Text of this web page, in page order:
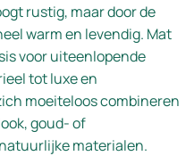
rustig, maar door de
warm en levendig. Mat
voor uiteenlopende
tot luxe en
moeiteloos combineren
goud- of
materialen.